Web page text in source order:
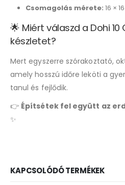
Csomagolás mérete: 16 ×
🌟 Miért válaszd a Dohi
készletet?
Mert egyszerre szórakoztató,
amely hosszú időre leköti a
tanul és fejlődik.
👉 Építsétek fel együtt az
✨
KAPCSOLÓDÓ TERMÉKEK